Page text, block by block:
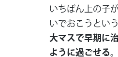
いちばん上の子
いでおこうとい
大マスで早期に
ように過ごせる